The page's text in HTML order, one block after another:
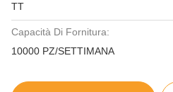
TT
Capacità Di Fornitura:
10000 PZ/SETTIMANA